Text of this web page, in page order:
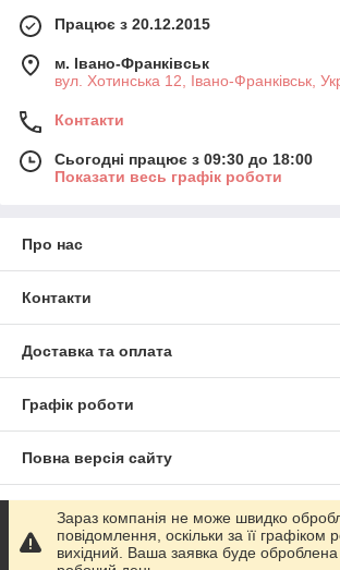
Працює з 20.12.2015
м. Івано-Франківськ
вул. Хотинська 12, Івано-Франківськ,
Контакти
Сьогодні працює з 09:30 до 18:00
Показати весь графік роботи
Про нас
Контакти
Доставка та оплата
Графік роботи
Повна версія сайту
Сайт створено на маркетплейсі Prom.ua
Політика конфіденційності
Зараз компанія не може швидко
повідомлення, оскільки за її графіком
вихідний. Ваша заявка буде